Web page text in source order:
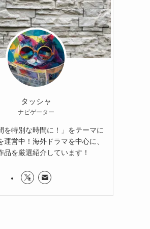
タッシャ
ナビゲーター
を特別な時間に！」をテーマに
運営中！海外ドラマを中心に、
品を厳選紹介しています！